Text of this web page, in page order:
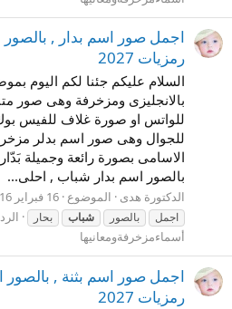
اجمل صور اسم بدار ,
رمزيات 2027
السلام عليكم جئنا لكم اليوم
بالانجليزى ومزخرفة وهى صور
للواتس او صورة غلاف للفيس
للجوال وهى صور اسم بدلر
الاسامى بصورة رائعة وجميلة
بالصور اسم بدار شباب , احلى...
الدكتورة هدى الموضوع 16 فبراير 2016
اجمل
بالصور شباب بحار
أسماءمزخرفةومعانيها
اجمل صور اسم بثنة ,
رمزيات 2027